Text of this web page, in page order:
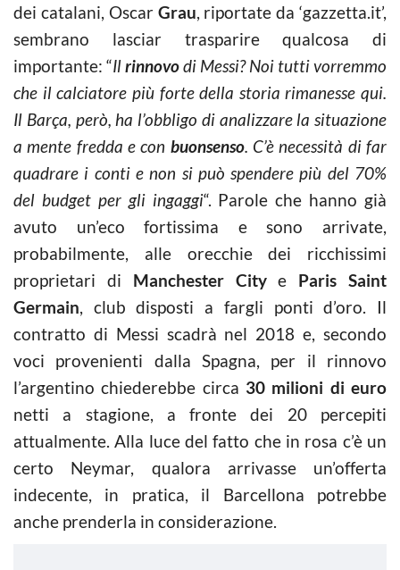
dei catalani, Oscar Grau, riportate da ‘gazzetta.it’,
sembrano lasciar trasparire qualcosa di
importante: “Ilrinnovodi Messi? Noi tutti vorremmo
che il calciatore più forte della storia rimanesse qui.
Il Barça, però, ha l’obbligo di analizzare la situazione
a mente fredda e con buonsenso. C’è necessità di far
quadrare i conti e non si può spendere più del 70%
del budget per gli ingaggi“. Parole che hanno già
avuto un’eco fortissima e sono arrivate,
probabilmente, alle orecchie dei ricchissimi
proprietari di Manchester Citye Paris Saint
Germain, club disposti a fargli ponti d’oro. Il
contratto di Messi scadrà nel 2018 e, secondo
voci provenienti dalla Spagna, per il rinnovo
l’argentino chiederebbe circa 30 milioni di euro
netti a stagione, a fronte dei 20 percepiti
attualmente. Alla luce del fatto che in rosa c’è un
certo Neymar, qualora arrivasse un’offerta
indecente, in pratica, il Barcellona potrebbe
anche prenderla in considerazione.